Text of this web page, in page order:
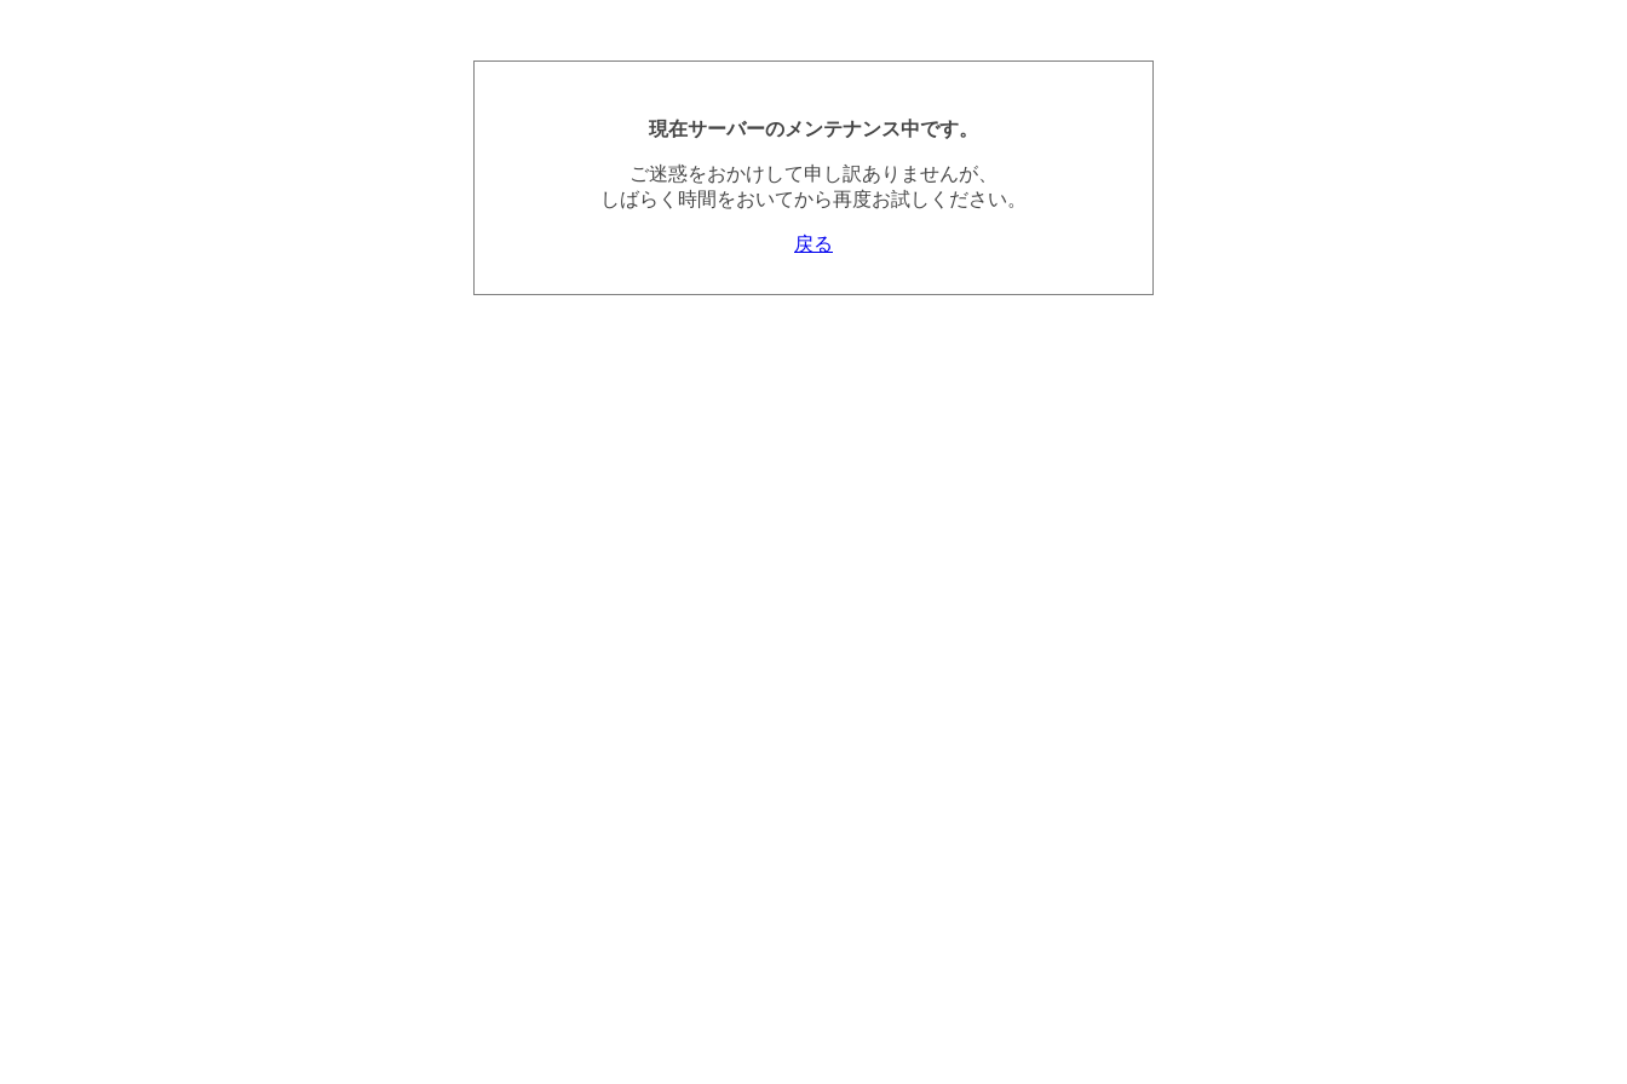
現在サーバーのメンテナンス中です。
ご迷惑をおかけして申し訳ありませんが、
しばらく時間をおいてから再度お試しください。
戻る